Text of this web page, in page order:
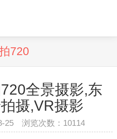
720
全景摄影,东
摄,VR摄影
25 浏览次数： 10114